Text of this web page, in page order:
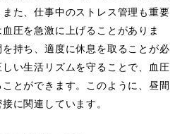
た、仕事中のストレス管理も重要
圧を急激に上げることがありま
持ち、適度に休息を取ることが必
い生活リズムを守ることで、血圧
とができます。このように、昼間
に関連しています。